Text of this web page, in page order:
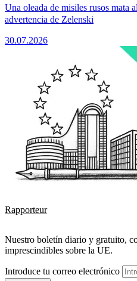
Una oleada de misiles rusos mata
advertencia de Zelenski
30.07.2026
Rapporteur
Nuestro boletín diario y gratuito,
imprescindibles sobre la UE.
Introduce tu correo electrónico